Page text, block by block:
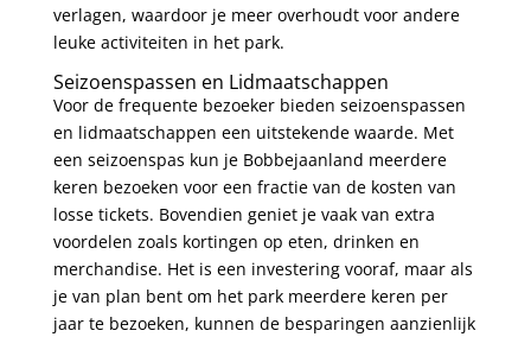
verlagen, waardoor je meer overhoudt voor andere
leuke activiteiten in het park.
Seizoenspassen en Lidmaatschappen
Voor de frequente bezoeker bieden seizoenspassen
en lidmaatschappen een uitstekende waarde. Met
een seizoenspas kun je Bobbejaanland meerdere
keren bezoeken voor een fractie van de kosten van
losse tickets. Bovendien geniet je vaak van extra
voordelen zoals kortingen op eten, drinken en
merchandise. Het is een investering vooraf, maar als
je van plan bent om het park meerdere keren per
jaar te bezoeken, kunnen de besparingen aanzienlijk